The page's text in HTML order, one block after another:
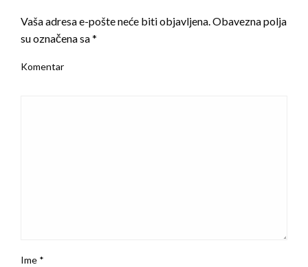
Vaša adresa e-pošte neće biti objavljena.Obavezna polja
su označena sa*
Komentar
Ime *